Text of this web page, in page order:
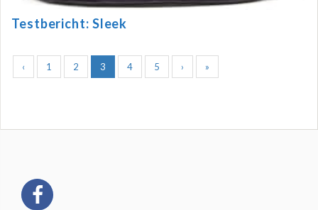
Testbericht: Sleek
‹ 1 2 3 4 5 › »